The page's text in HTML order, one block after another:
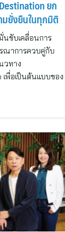
ยก
มยั่งยืนในทุกมิติ
นขับเคลื่อนการ
ณาการควบคู่กับ
วทาง
พื่อเป็นต้นแบบของ